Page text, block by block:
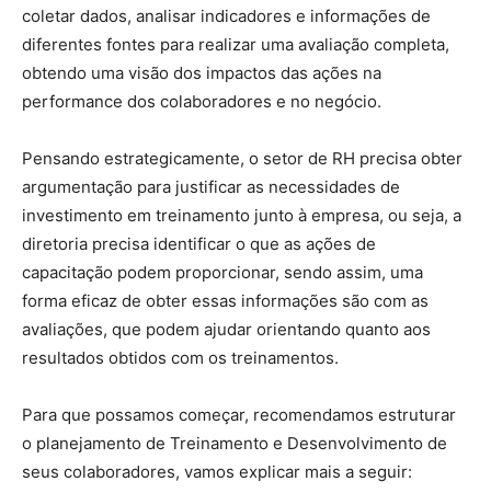
coletar dados, analisar indicadores e informações de
diferentes fontes para realizar uma avaliação completa,
obtendo uma visão dos impactos das ações na
performance dos colaboradores e no negócio.
Pensando estrategicamente, o setor de RH precisa obter
argumentação para justificar as necessidades de
investimento em treinamento junto à empresa, ou seja, a
diretoria precisa identificar o que as ações de
capacitação podem proporcionar, sendo assim, uma
forma eficaz de obter essas informações são com as
avaliações, que podem ajudar orientando quanto aos
resultados obtidos com os treinamentos.
Para que possamos começar, recomendamos estruturar
o planejamento de Treinamento e Desenvolvimento de
seus colaboradores, vamos explicar mais a seguir: